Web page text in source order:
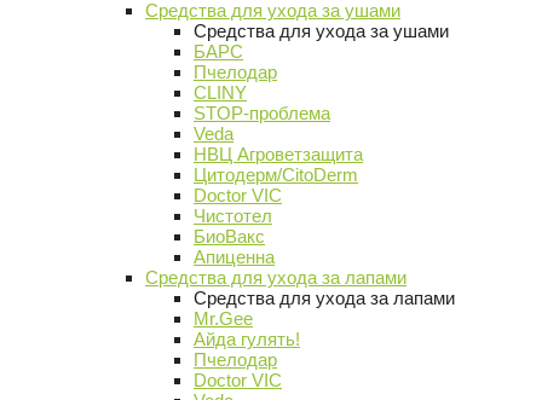
Средства для ухода за ушами
Средства для ухода за ушами
БАРС
Пчелодар
CLINY
STOP-проблема
Veda
НВЦ Агроветзащита
Цитодерм/CitoDerm
Doctor VIC
Чистотел
БиоВакс
Апиценна
Средства для ухода за лапами
Средства для ухода за лапами
Mr.Gee
Айда гулять!
Пчелодар
Doctor VIC